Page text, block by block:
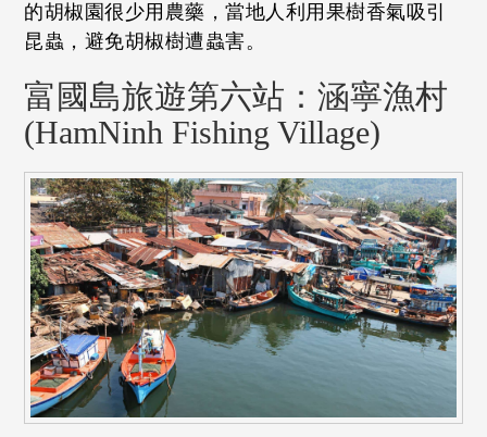
的胡椒園很少用農藥，當地人利用果樹香氣吸引
昆蟲，避免胡椒樹遭蟲害。
富國島旅遊第六站：涵寧漁村
(HamNinh Fishing Village)